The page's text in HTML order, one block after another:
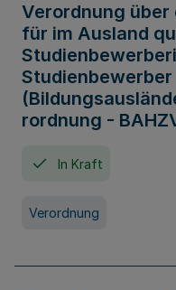
Verordnung über
für im Ausland
Studienbewerber
rordnung -
In Kraft
Verordnung